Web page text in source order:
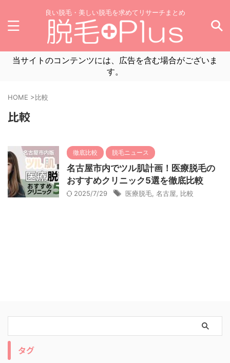
良い脱毛・美しい脱毛を求めてリサーチまとめ
当サイトのコンテンツには、広告を含む場合がございま
す。
HOME >比較
比較
徹底比較 脱毛ニュース
名古屋市内でツル肌計画！医療脱毛の
おすすめクリニック5選を徹底比較
2025/7/29 医療脱毛 名古屋 比較
タグ